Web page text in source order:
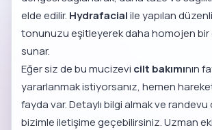
elde edilir. Hydrafacialile yapılan
tonunuzu eşitleyerek daha homojen bir
sunar.
Eğer siz de bu mucizevi cilt bakımının
yararlanmak istiyorsanız, hemen
fayda var. Detaylı bilgi almak ve
bizimle iletişime geçebilirsiniz. Uzman